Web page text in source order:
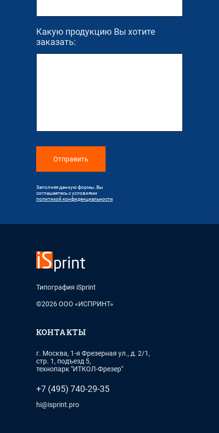
Какую продукцию Вы хотите
заказать:
Отправить
Заполняя данную формы, Вы
соглашаетесь с условиями
политикой конфиденциальности
Типография iSprint
©2026 ООО «ИСПРИНТ»
КОНТАКТЫ
г. Москва, 1-я Фрезерная ул., д. 2/1,
стр. 1, подъезд 5,
технопарк "ИТКОЛ-Фрезер"
+7 (495) 740-29-35
hi@isprint.pro